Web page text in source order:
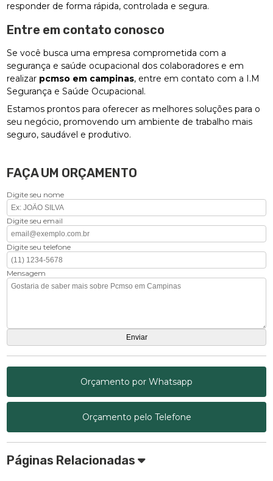
responder de forma rápida, controlada e segura.
Entre em contato conosco
Se você busca uma empresa comprometida com a
segurança e saúde ocupacional dos colaboradores e em
realizar pcmso em campinas, entre em contato com a I.M
Segurança e Saúde Ocupacional.
Estamos prontos para oferecer as melhores soluções para o
seu negócio, promovendo um ambiente de trabalho mais
seguro, saudável e produtivo.
FAÇA UM ORÇAMENTO
Digite seu nome
Digite seu email
Digite seu telefone
Mensagem
Orçamento por Whatsapp
Orçamento pelo Telefone
Páginas Relacionadas